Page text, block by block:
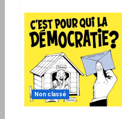
Yuval
Noah
Harari,
conseiller
principal
de
Klaus
SCHWAB
:
« Pour
quelle
raison
nous
avons
Non classé